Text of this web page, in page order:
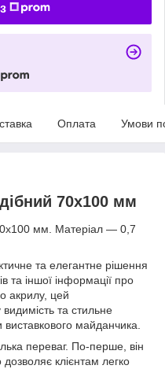
Оплата Умови
70х100 мм
мм. Матеріал — 0,7
та елегантне рішення
та іншої інформації про
акрилу, цей
та стильне
майданчика.
переваг. По-перше, він
клієнтам легко